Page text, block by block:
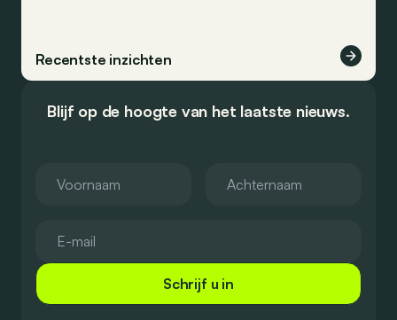
Recentste inzichten
Blijf op de hoogte van het laatste nieuws.
Schrijf u in